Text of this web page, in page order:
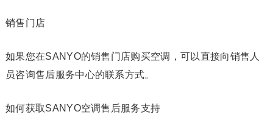
销售门店
如果您在SANYO的销售门店购买空调，可以直接向销售人
员咨询售后服务中心的联系方式。
如何获取SANYO空调售后服务支持